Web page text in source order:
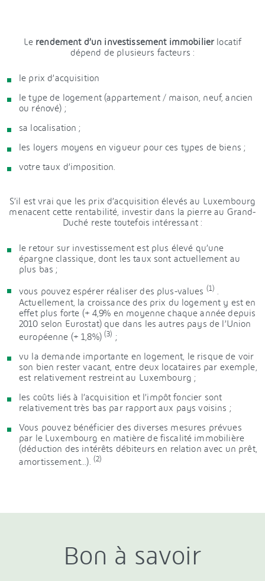
Le rendement d’un investissement immobilier locatif
dépend de plusieurs facteurs :
le prix d’acquisition
le type de logement (appartement / maison, neuf, ancien
ou rénové) ;
sa localisation ;
les loyers moyens en vigueur pour ces types de biens ;
votre taux d’imposition.
S’il est vrai que les prix d’acquisition élevés au Luxembourg
menacent cette rentabilité, investir dans la pierre au Grand-
Duché reste toutefois intéressant :
le retour sur investissement est plus élevé qu’une
épargne classique, dont les taux sont actuellement au
plus bas ;
vous pouvez espérer réaliser des plus-values (1) .
Actuellement, la croissance des prix du logement y est en
effet plus forte (+ 4,9% en moyenne chaque année depuis
2010 selon Eurostat) que dans les autres pays de l’Union
européenne (+ 1,8%)(3) ;
vu la demande importante en logement, le risque de voir
son bien rester vacant, entre deux locataires par exemple,
est relativement restreint au Luxembourg ;
les coûts liés à l’acquisition et l’impôt foncier sont
relativement très bas par rapport aux pays voisins ;
Vous pouvez bénéficier des diverses mesures prévues
par le Luxembourg en matière de fiscalité immobilière
(déduction des intérêts débiteurs en relation avec un prêt,
amortissement...). (2)
Bon à savoir